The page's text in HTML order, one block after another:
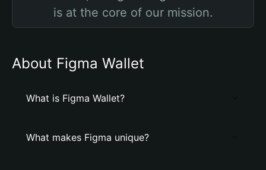
is at the core of our mission.
About Figma Wallet
What is Figma Wallet?
What makes Figma unique?